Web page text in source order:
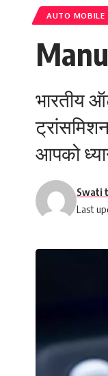
AUTO MOBILE
भारतीय
आपको
Last
Swati